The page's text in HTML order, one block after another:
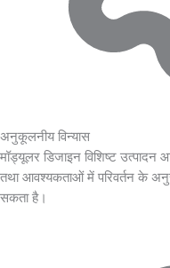
अनुकूलनीय विन्यास
मॉड्यूलर डिजाइन विशिष्ट
तथा आवश्यकताओं में परिवर्तन के
सकता है।